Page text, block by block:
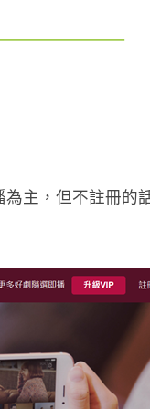
主，但不註冊的